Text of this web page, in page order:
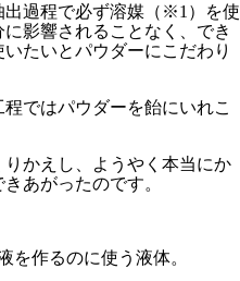
出過程で必ず溶媒（※1）を使
影響されることなく、でき
たいとパウダーにこだわり
ではパウダーを飴にいれこ
かえし、ようやく本当にか
あがったのです。
を作るのに使う液体。